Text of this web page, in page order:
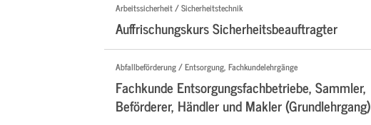
Arbeitssicherheit / Sicherheitstechnik
Auffrischungskurs Sicherheitsbeauftragter
Abfallbeförderung / Entsorgung, Fachkundelehrgänge
Fachkunde Entsorgungsfachbetriebe, Sammler,
Beförderer, Händler und Makler (Grundlehrgang)